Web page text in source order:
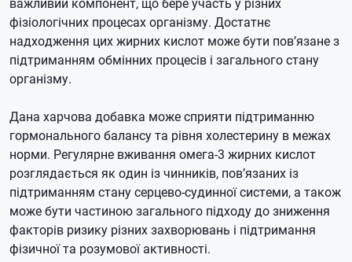
фізіологічних процесах організму. Достатнє
надходження цих жирних кислот може бути пов’язане з
підтриманням обмінних процесів і загального стану
організму.
Дана харчова добавка може сприяти підтриманню
гормонального балансу та рівня холестерину в межах
норми. Регулярне вживання омега-3 жирних кислот
розглядається як один із чинників, пов’язаних із
підтриманням стану серцево-судинної системи, а також
може бути частиною загального підходу до зниження
факторів ризику різних захворювань і підтримання
фізичної та розумової активності.